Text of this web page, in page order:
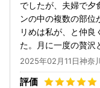
でしたが、夫婦で夕
ンの中の複数の部位
リめは私が、と仲良
た。月に一度の贅沢
2025年02月11日神奈